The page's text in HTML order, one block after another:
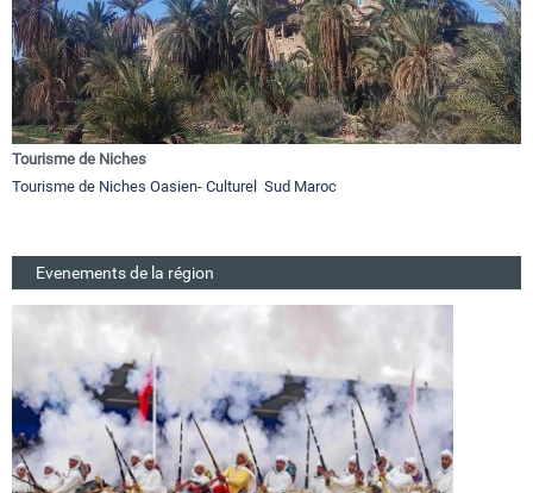
Tourisme de Niches
Tourisme de Niches Oasien- Culturel Sud Maroc
Evenements de la région